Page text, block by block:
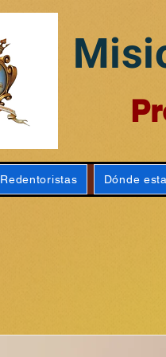
Redentoristas Dónde